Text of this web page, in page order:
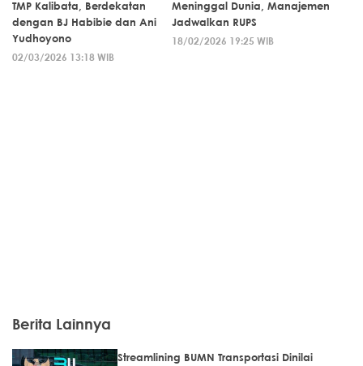
TMP Kalibata, Berdekatan
dengan BJ Habibie dan Ani
Yudhoyono
02/03/2026 13:18 WIB
Meninggal Dunia, Manajemen
Jadwalkan RUPS
18/02/2026 19:25 WIB
Berita Lainnya
Streamlining BUMN Transportasi Dinilai